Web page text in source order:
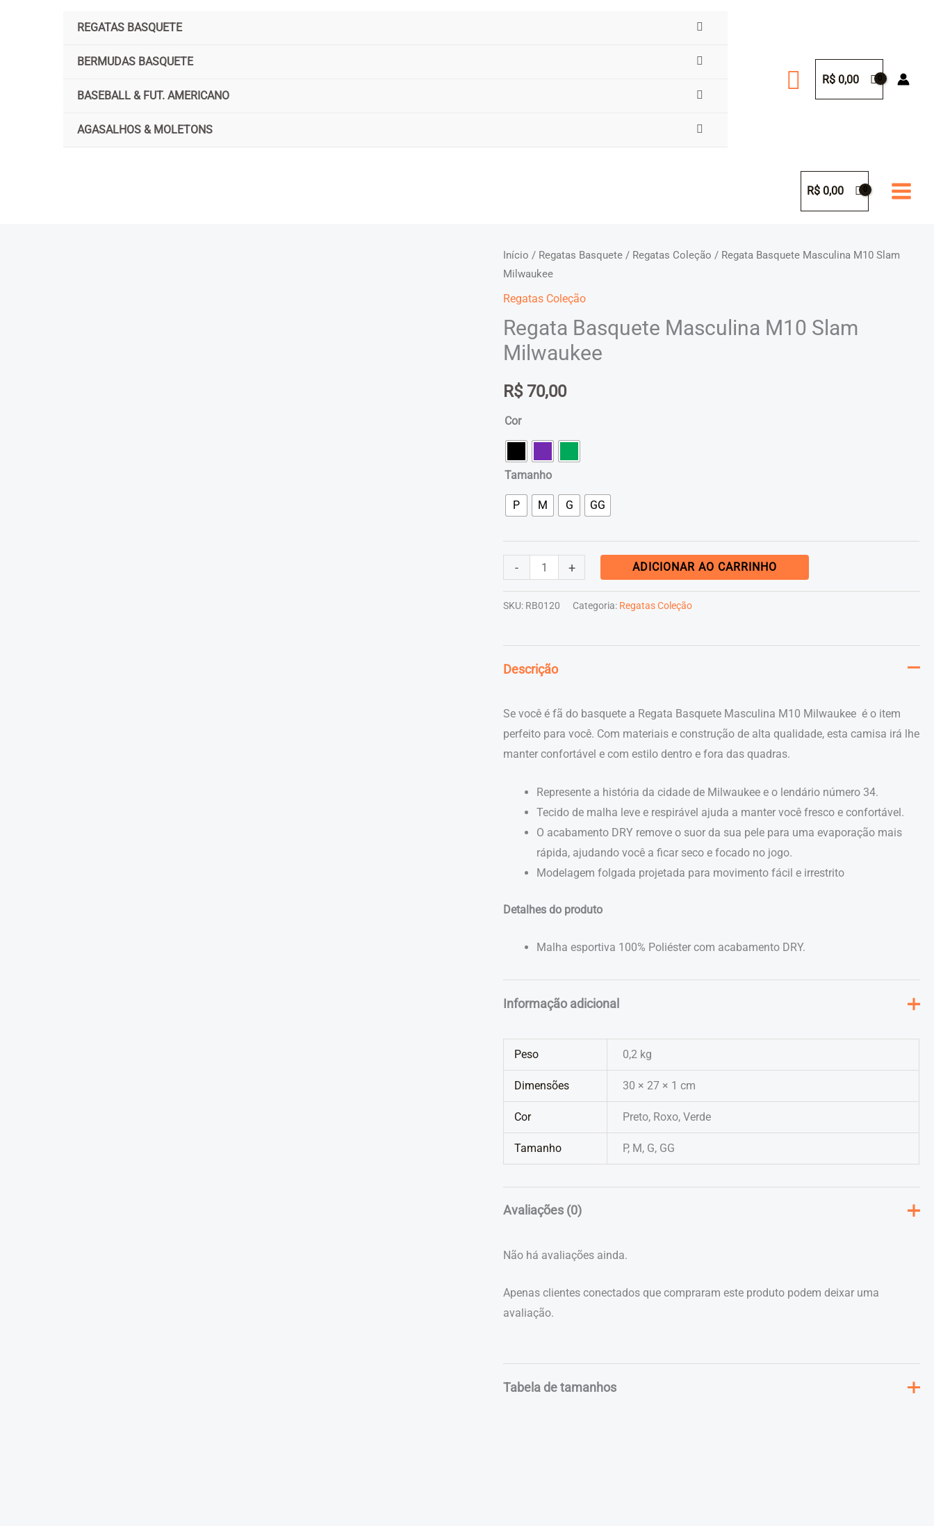
REGATAS BASQUETE
BERMUDAS BASQUETE
BASEBALL & FUT. AMERICANO
AGASALHOS & MOLETONS
Pesquisar
R$0,00
R$ 0,00
Início / Regatas Basquete / Regatas Coleção / Regata Basquete Masculina M10 Slam
Milwaukee
Regatas Coleção
Regata Basquete Masculina M10 Slam
Milwaukee
R$70,00
Cor
Tamanho
P M G GG
-
Regata
Masculina
Slam
Milwaukee
+ ADICIONAR AO CARRINHO
SKU: RB0120 Categoria: Regatas Coleção
Descrição
Se você é fã do basquete a Regata Basquete Masculina M10 Milwaukee é o item
perfeito para você. Com materiais e construção de alta qualidade, esta camisa irá lhe
manter confortável e com estilo dentro e fora das quadras.
Represente a história da cidade de Milwaukee e o lendário número 34.
Tecido de malha leve e respirável ajuda a manter você fresco e confortável.
O acabamento DRY remove o suor da sua pele para uma evaporação mais
rápida, ajudando você a ficar seco e focado no jogo.
Modelagem folgada projetada para movimento fácil e irrestrito
Detalhes do produto
Malha esportiva 100% Poliéster com acabamento DRY.
Informação adicional
Peso 0,2 kg
Dimensões 30 × 27 × 1 cm
Cor Preto, Roxo, Verde
Tamanho P, M, G, GG
Avaliações (0)
Não há avaliações ainda.
Apenas clientes conectados que compraram este produto podem deixar uma
avaliação.
Tabela de tamanhos